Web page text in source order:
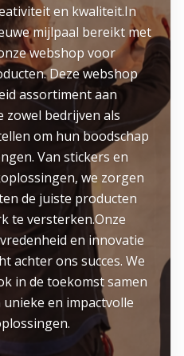
en kwaliteit.In
mijlpaal bereikt met
webshop voor
Deze webshop
assortiment aan
bedrijven als
om hun boodschap
Van stickers en
we zorgen
de juiste producten
te versterken.Onze
en innovatie
achter ons succes. We
in de toekomst samen
en impactvolle